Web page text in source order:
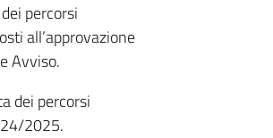
percorsi
all’approvazione
Avviso.
dei percorsi
2025.